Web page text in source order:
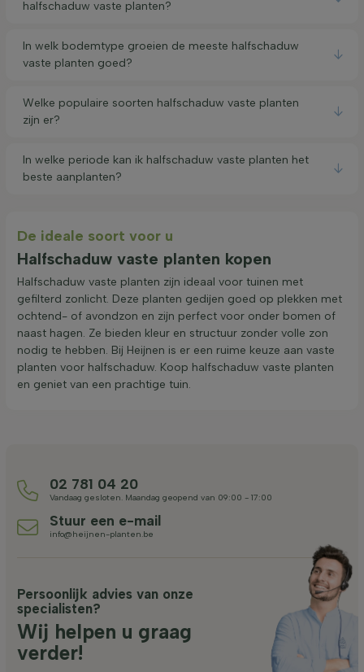
halfschaduw vaste planten?
In welk bodemtype groeien de meeste halfschaduw
vaste planten goed?
Welke populaire soorten halfschaduw vaste planten
zijn er?
In welke periode kan ik halfschaduw vaste planten het
beste aanplanten?
De ideale soort voor u
Halfschaduw vaste planten kopen
Halfschaduw vaste planten zijn ideaal voor tuinen met
gefilterd zonlicht. Deze planten gedijen goed op plekken met
ochtend- of avondzon en zijn perfect voor onder bomen of
naast hagen. Ze bieden kleur en structuur zonder volle zon
nodig te hebben. Bij Heijnen is er een ruime keuze aan vaste
planten voor halfschaduw. Koop halfschaduw vaste planten
en geniet van een prachtige tuin.
02 781 04 20
Vandaag gesloten. Maandag geopend van 09:00 - 17:00
Stuur een e-mail
info@heijnen-planten.be
Persoonlijk advies van onze
specialisten?
Wij helpen u graag
verder!